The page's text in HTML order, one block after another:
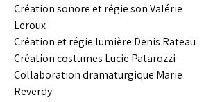
Création sonore et régie son Valérie
Leroux
Création et régie lumière Denis Rateau
Création costumes Lucie Patarozzi
Collaboration dramaturgique Marie
Reverdy